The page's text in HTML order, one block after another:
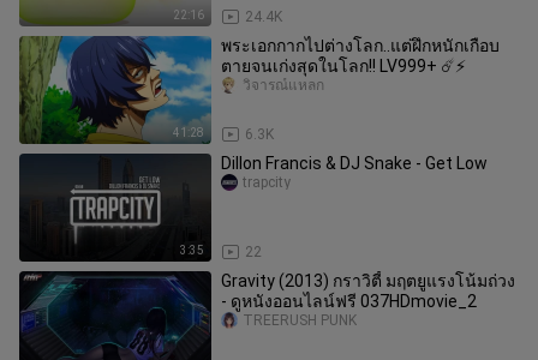
22:16 24.4K
41:28
พระเอกกากไปต่างโลก..แต่ฝึกหนักเกือบ
ตายจนเก่งสุดในโลก!! LV999+ ☄️⚡
6.3K
วิจารณ์แหลก
3:35
Dillon Francis & DJ Snake - Get Low
22
trapcity
Gravity (2013) กราวิตี้ มฤตยูแรงโน้มถ่วง
- ดูหนังออนไลน์ฟรี 037HDmovie_2
TREERUSH PUNK